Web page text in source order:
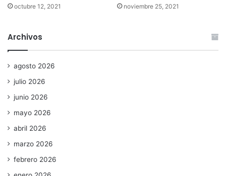
octubre 12, 2021 noviembre 25, 2021
Archivos
agosto 2026
julio 2026
junio 2026
mayo 2026
abril 2026
marzo 2026
febrero 2026